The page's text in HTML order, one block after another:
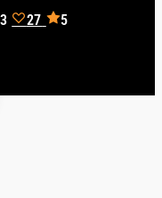
27 5